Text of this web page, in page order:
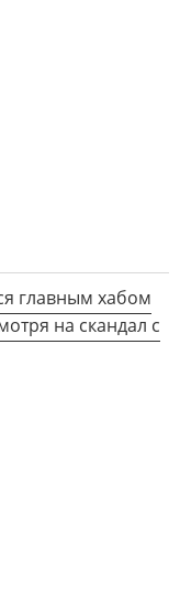
главным хабом
на скандал с